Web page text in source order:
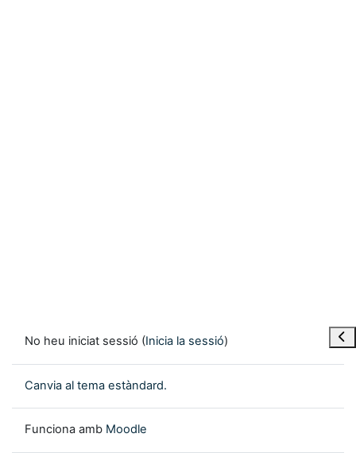
No heu iniciat sessió (Inicia la sessió)
Canvia al tema estàndard.
Funciona amb Moodle